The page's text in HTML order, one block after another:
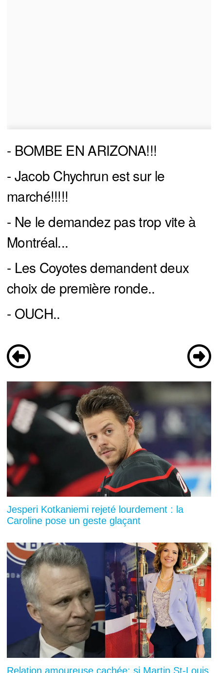
- BOMBE EN ARIZONA!!!
- Jacob Chychrun est sur le
marché!!!!!
- Ne le demandez pas trop vite à
Montréal...
- Les Coyotes demandent deux
choix de première ronde..
- OUCH..
Jesperi Kotkaniemi rejeté lourdement : la
Caroline pose un geste glaçant
Relation amoureuse cachée: si Martin St-Louis